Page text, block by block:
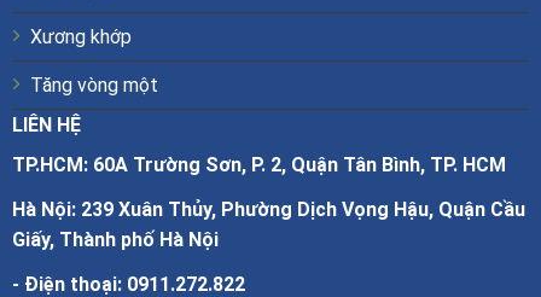
Xương khớp
Tăng vòng một
LIÊN HỆ
TP.HCM: 60A Trường Sơn, P. 2, Quận Tân Bình, TP. HCM
Hà Nội: 239 Xuân Thủy, Phường Dịch Vọng Hậu, Quận Cầu
Giấy, Thành phố Hà Nội
- Điện thoại: 0911.272.822